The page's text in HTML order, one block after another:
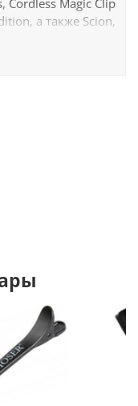
а также Scion,